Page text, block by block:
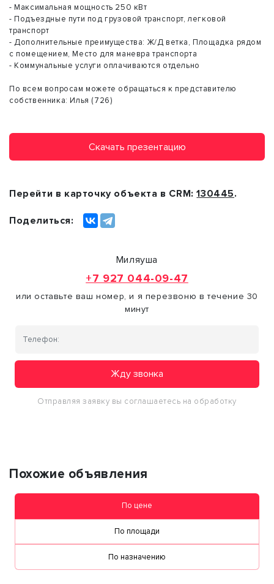
- Максимальная мощность 250 кВт
- Подъездные пути под грузовой транспорт, легковой
транспорт
- Дополнительные преимущества: Ж/Д ветка, Площадка рядом
с помещением, Место для маневра транспорта
- Коммунальные услуги оплачиваются отдельно
По всем вопросам можете обращаться к представителю
собственника: Илья (726)
Скачать презентацию
Перейти в карточку объекта в CRM:130445.
Поделиться:
Миляуша
+7 927 044-09-47
или оставьте ваш номер, и я перезвоню в течение 30
минут
Жду звонка
Отправляя заявку вы соглашаетесь на обработку
Похожие объявления
По цене
По площади
По назначению